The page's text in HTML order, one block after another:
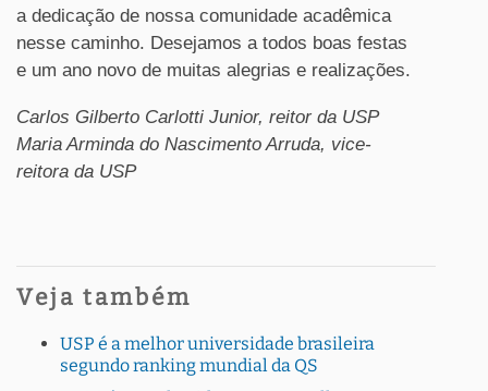
a dedicação de nossa comunidade acadêmica
nesse caminho. Desejamos a todos boas festas
e um ano novo de muitas alegrias e realizações.
Carlos Gilberto Carlotti Junior, reitor da USP
Maria Arminda do Nascimento Arruda, vice-
reitora da USP
Veja também
USP é a melhor universidade brasileira
segundo ranking mundial da QS